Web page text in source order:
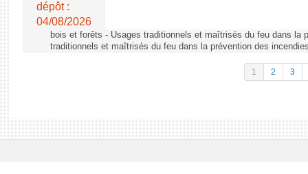
dépôt :
04/08/2026
bois et forêts - Usages traditionnels et maîtrisés du feu dans la
traditionnels et maîtrisés du feu dans la prévention des
1 2 3